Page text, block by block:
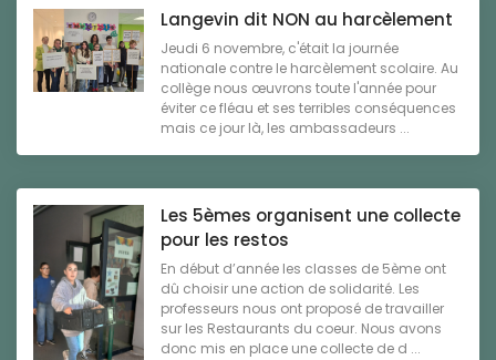
Langevin dit NON au harcèlement
Jeudi 6 novembre, c'était la journée
nationale contre le harcèlement scolaire. Au
collège nous œuvrons toute l'année pour
éviter ce fléau et ses terribles conséquences
mais ce jour là, les ambassadeurs ...
Les 5èmes organisent une collecte
pour les restos
En début d’année les classes de 5ème ont
dû choisir une action de solidarité. Les
professeurs nous ont proposé de travailler
sur les Restaurants du coeur. Nous avons
donc mis en place une collecte de d ...